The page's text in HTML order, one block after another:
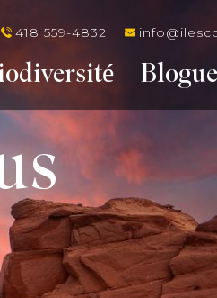
418 559-4832
Blogue